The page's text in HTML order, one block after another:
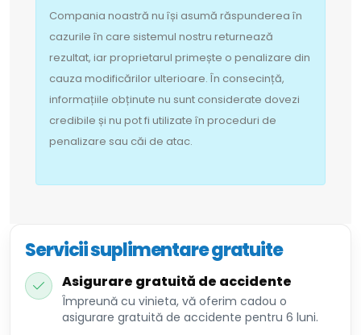
Compania noastră nu își asumă răspunderea în
cazurile în care sistemul nostru returnează
rezultat, iar proprietarul primește o penalizare din
cauza modificărilor ulterioare. În consecință,
informațiile obținute nu sunt considerate dovezi
credibile și nu pot fi utilizate în proceduri de
penalizare sau căi de atac.
Servicii suplimentare gratuite
Asigurare gratuită de accidente
Împreună cu vinieta, vă oferim cadou o
asigurare gratuită de accidente pentru 6 luni.